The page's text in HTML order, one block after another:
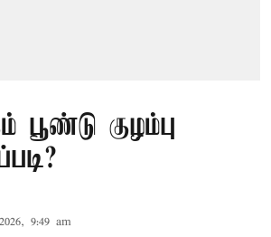
குழம்பு
9:49 am